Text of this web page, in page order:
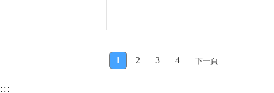
1 2 3 4 下一頁
:::